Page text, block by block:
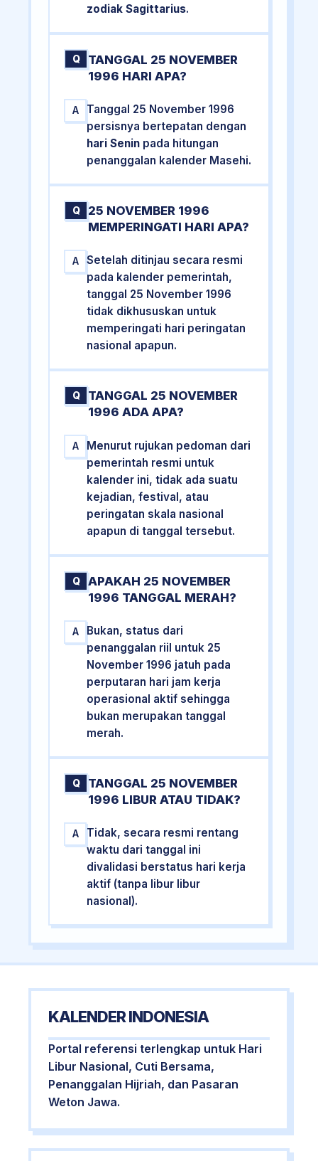
zodiak Sagittarius.
Q
TANGGAL 25 NOVEMBER
1996 HARI APA?
A
Tanggal 25 November 1996
persisnya bertepatan dengan
hari Senin pada hitungan
penanggalan kalender Masehi.
Q
25 NOVEMBER 1996
MEMPERINGATI HARI APA?
A
Setelah ditinjau secara resmi
pada kalender pemerintah,
tanggal 25 November 1996
tidak dikhususkan untuk
memperingati hari peringatan
nasional apapun.
Q
TANGGAL 25 NOVEMBER
1996 ADA APA?
A
Menurut rujukan pedoman dari
pemerintah resmi untuk
kalender ini, tidak ada suatu
kejadian, festival, atau
peringatan skala nasional
apapun di tanggal tersebut.
Q
APAKAH 25 NOVEMBER
1996 TANGGAL MERAH?
A
Bukan, status dari
penanggalan riil untuk 25
November 1996 jatuh pada
perputaran hari jam kerja
operasional aktif sehingga
bukan merupakan tanggal
merah.
Q
TANGGAL 25 NOVEMBER
1996 LIBUR ATAU TIDAK?
A
Tidak, secara resmi rentang
waktu dari tanggal ini
divalidasi berstatus hari kerja
aktif (tanpa libur libur
nasional).
KALENDER INDONESIA
Portal referensi terlengkap untuk Hari
Libur Nasional, Cuti Bersama,
Penanggalan Hijriah, dan Pasaran
Weton Jawa.